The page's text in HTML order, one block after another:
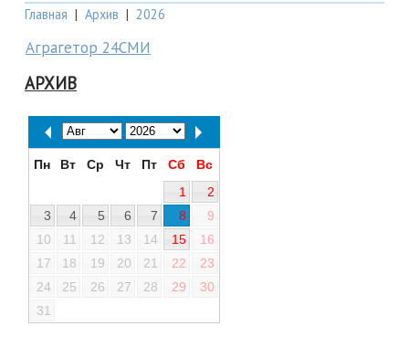
Главная | Архив | 2026
Аграгетор 24СМИ
АРХИВ
Пн Вт Ср Чт Пт Сб
Вс
1
2
3
4 5 6 7 8
9
10
11 12 13 14 15
16
17
18 19 20 21 22
23
24
25 26 27 28 29
30
31